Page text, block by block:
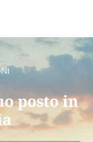
posto in